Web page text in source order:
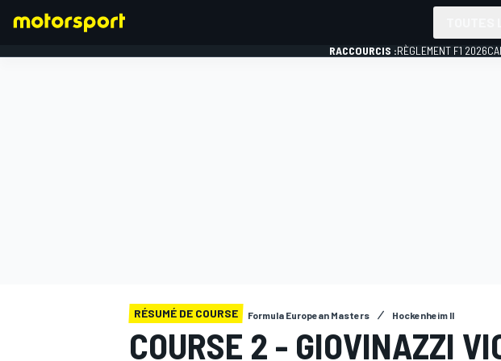
RACCOURCIS :RÈGLEMENT F1 2026
RÉSUMÉ DE COURSE Formula European Masters Hockenheim II
COURSE 2 - GIOVINAZZI